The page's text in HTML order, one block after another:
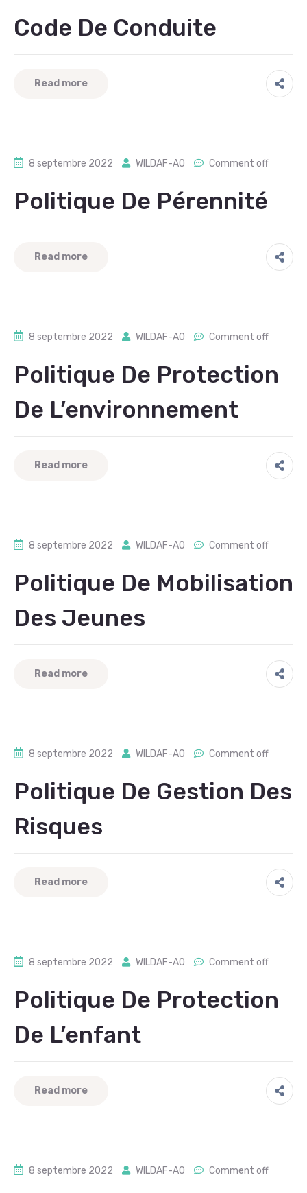
Code De Conduite
Read more
8 septembre 2022 WILDAF-AO Comment off
Politique De Pérennité
Read more
8 septembre 2022 WILDAF-AO Comment off
Politique De Protection
De L’environnement
Read more
8 septembre 2022 WILDAF-AO Comment off
Politique De Mobilisation
Des Jeunes
Read more
8 septembre 2022 WILDAF-AO Comment off
Politique De Gestion Des
Risques
Read more
8 septembre 2022 WILDAF-AO Comment off
Politique De Protection
De L’enfant
Read more
8 septembre 2022 WILDAF-AO Comment off